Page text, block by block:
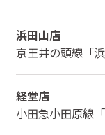
浜田山店
京王井の頭線「
経堂店
小田急小田原線「